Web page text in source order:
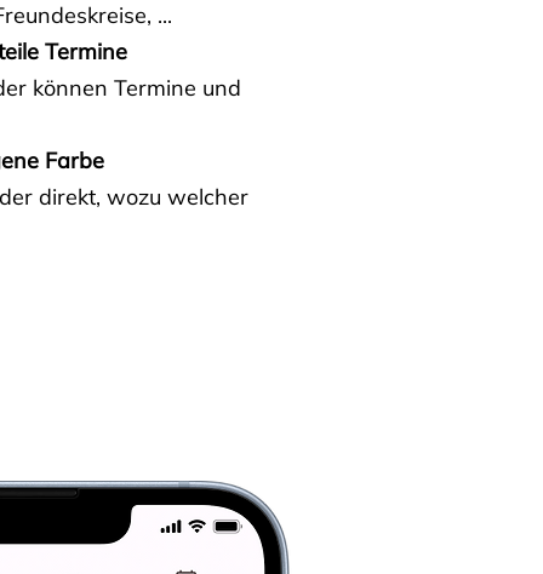
...
Termine
können Termine und
Farbe
direkt, wozu welcher